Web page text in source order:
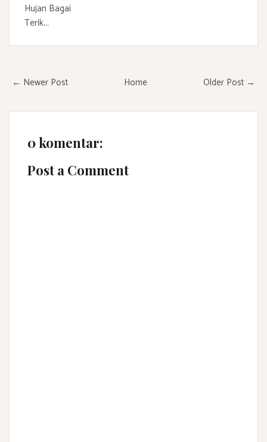
Hujan Bagai
Terik...
← Newer Post Older Post →
Home
0 komentar:
Post a Comment